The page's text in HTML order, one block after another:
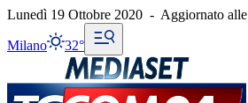
Lunedì 19 Ottobre 2020 - Aggiornato alle
Milano 32°